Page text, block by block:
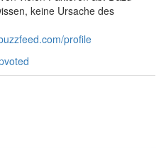
keine Ursache des
profile